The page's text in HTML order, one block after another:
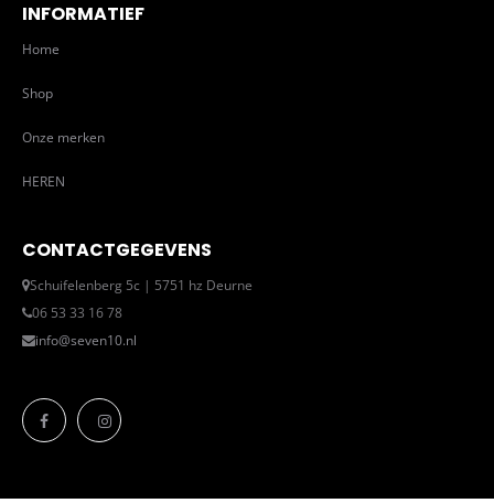
INFORMATIEF
Home
Shop
Onze merken
HEREN
CONTACTGEGEVENS
Schuifelenberg 5c | 5751 hz Deurne
06 53 33 16 78
info@seven10.nl